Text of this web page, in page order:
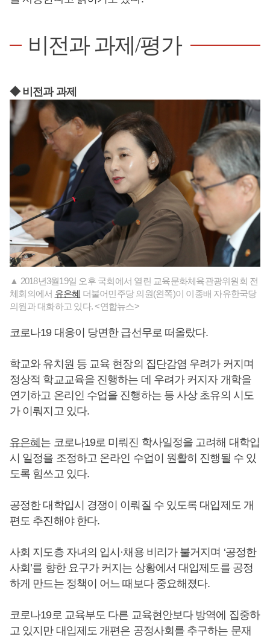
비전과 과제/평가
◆ 비전과 과제
▲ 2018년3월19일 오후 국회에서 열린 교육문화체육관광위원회 전
체회의에서 유은혜 더불어민주당 의원(왼쪽)이 이종배 자유한국당
의원과 대화하고 있다. <연합뉴스>
코로나19 대응이 당면한 급선무로 떠올랐다.
학교와 유치원 등 교육 현장의 집단감염 우려가 커지며
정상적 학교교육을 진행하는 데 우려가 커지자 개학을
연기하고 온리인 수업을 진행하는 등 사상 초유의 시도
가 이뤄지고 있다.
유은혜는 코로나19로 미뤄진 학사일정을 고려해 대학입
시 일정을 조정하고 온라인 수업이 원활히 진행될 수 있
도록 힘쓰고 있다.
공정한 대학입시 경쟁이 이뤄질 수 있도록 대입제도 개
편도 추진해야 한다.
사회 지도층 자녀의 입시·채용 비리가 불거지며 ‘공정한
사회’를 향한 요구가 커지는 상황에서 대입제도를 공정
하게 만드는 정책이 어느 때보다 중요해졌다.
코로나19로 교육부도 다른 교육현안보다 방역에 집중하
고 있지만 대입제도 개편은 공정사회를 추구하는 문재